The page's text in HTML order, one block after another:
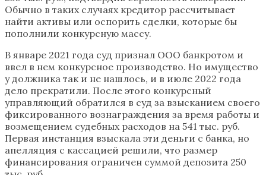
Обычно в таких случаях кредитор рассчитывает
найти активы или оспорить сделки, которые бы
пополнили конкурсную массу.
В январе 2021 года суд признал ООО банкротом и
ввел в нем конкурсное производство. Но имущество
у должника так и не нашлось, и в июле 2022 года
дело прекратили. После этого конкурсный
управляющий обратился в суд за взысканием своего
фиксированного вознаграждения за время работы и
возмещением судебных расходов на 541 тыс. руб.
Первая инстанция взыскала эти деньги с банка, но
апелляция с кассацией решили, что размер
финансирования ограничен суммой депозита 250